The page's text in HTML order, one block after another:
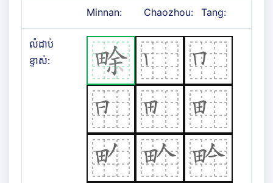
Minnan: Chaozhou: Tang:
លំដាប់
ខ្ទាស់: